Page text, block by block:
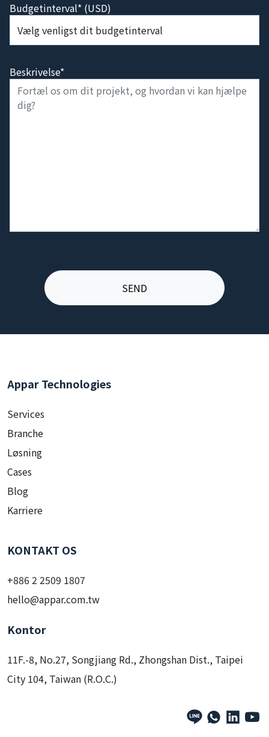
Budgetinterval* (USD)
Beskrivelse*
Appar Technologies
Services
Branche
Løsning
Cases
Blog
Karriere
KONTAKT OS
+886 2 2509 1807
hello@appar.com.tw
Kontor
11F.-8, No.27, Songjiang Rd., Zhongshan Dist., Taipei
City 104, Taiwan (R.O.C.)